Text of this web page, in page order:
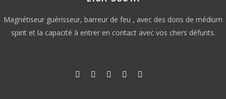
Magnétiseur guérisseur, barreur de feu , avec des dons de médium
spirit et la capacité à entrer en contact avec vos chers défunts.